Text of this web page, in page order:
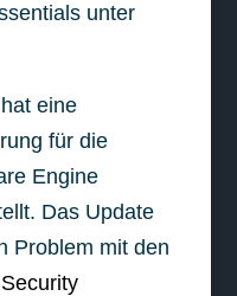
unter
eine
für die
Engine
Das Update
Problem mit den